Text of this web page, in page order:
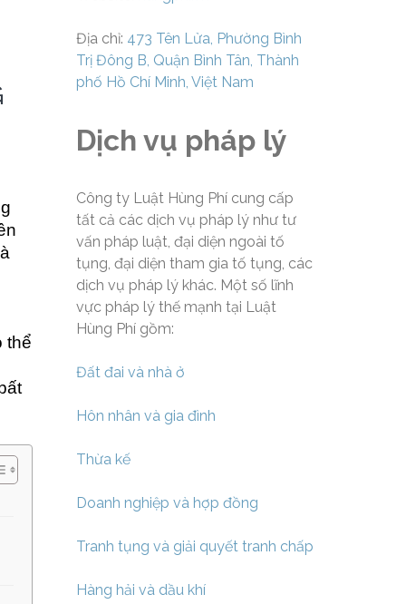
thể
Địa chỉ: 473 Tên Lửa, Phường Bình
Trị Đông B, Quận Bình Tân, Thành
phố Hồ Chí Minh, Việt Nam
Dịch vụ pháp lý
Công ty Luật Hùng Phí cung cấp
tất cả các dịch vụ pháp lý như tư
vấn pháp luật, đại diện ngoài tố
tụng, đại diện tham gia tố tụng, các
dịch vụ pháp lý khác. Một số lĩnh
vực pháp lý thế mạnh tại Luật
Hùng Phí gồm:
Đất đai và nhà ở
Hôn nhân và gia đình
Thừa kế
Doanh nghiệp và hợp đồng
Tranh tụng và giải quyết tranh chấp
Hàng hải và dầu khí